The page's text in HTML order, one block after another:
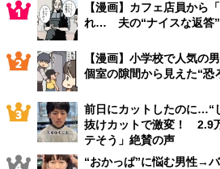
【漫画】カフェ店員から
れ… 夫の“ナイスな返答”
【漫画】小学校で人気
個室の隙間から見えた“恐
前日にカットしたのに…“
抜けカットで激変！ 2.9
テそう」絶賛の声
“おかっぱ”に悩む男性→